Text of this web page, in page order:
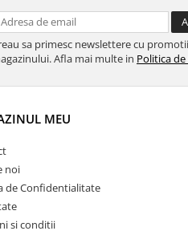
sa primesc newslettere cu
Afla mai multe in Politica
MEU
noi
de Confidentialitate
si conditii